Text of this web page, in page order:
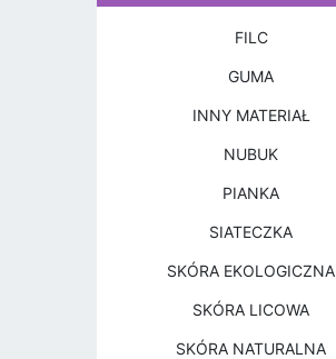
FILC
GUMA
INNY MATERIAŁ
NUBUK
PIANKA
SIATECZKA
SKÓRA EKOLOGICZNA
SKÓRA LICOWA
SKÓRA NATURALNA